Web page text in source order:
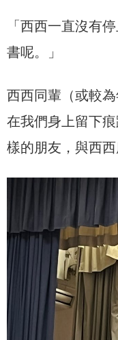
「西西一直沒有
書呢。」
西西同輩（或較
在我們身上留下
樣的朋友，與西西